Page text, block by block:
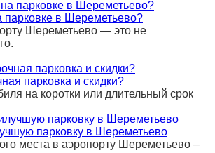
парковке в Шереметьево?
Шереметьево — это не
парковка и скидки?
на коротки или длительный срок
парковку в Шереметьево
места в аэропорту Шереметьево –